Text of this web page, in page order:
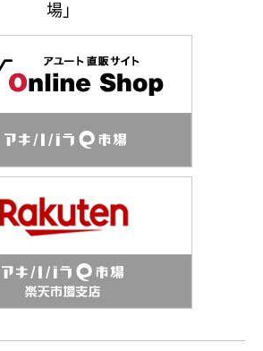
場」